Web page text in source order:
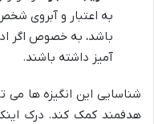
به اعتبار و آبروی
باشد، به خصوص اگر
آمیز داشته باشند.
شناسایی این انگیزه ها می
هدفمند کمک کند. درک